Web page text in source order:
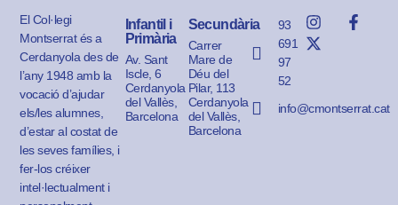
El Col·legi
Montserrat és a
Cerdanyola des de
l’any 1948 amb la
vocació d’ajudar
els/les alumnes,
d’estar al costat de
les seves famílies, i
fer-los créixer
intel·lectualment i
Infantil i
Primària
Av. Sant
Iscle, 6
Cerdanyola
del Vallès,
Barcelona
Secundària
Carrer
Mare de
Déu del
Pilar, 113
Cerdanyola
del Vallès,
Barcelona
93
691
97
52
info@cmontserrat.cat